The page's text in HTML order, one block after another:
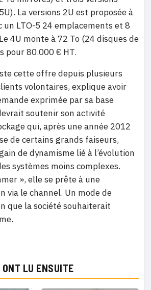
La versions 2U est proposée à
un LTO-5 24 emplacements et 8
4U monte à 72 To (24 disques de
pour 80.000 € HT.
cette offre depuis plusieurs
volontaires, explique avoir
exprimée par sa base
soutenir son activité
qui, après une année 2012
de certains grands faiseurs,
de dynamisme lié à l’évolution
systèmes moins complexes.
», elle se prête à une
via le channel. Un mode de
que la société souhaiterait
LU ENSUITE